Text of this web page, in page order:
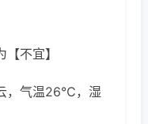
不宜】
，气温26℃，湿